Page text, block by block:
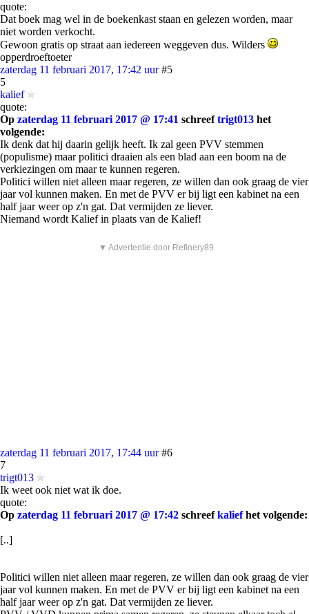
quote:
Dat boek mag wel in de boekenkast staan en gelezen worden, maar
niet worden verkocht.
Gewoon gratis op straat aan iedereen weggeven dus. Wilders
opperdroeftoeter
zaterdag 11 februari 2017, 17:42 uur #5
5
kalief
quote:
Op zaterdag 11 februari 2017 @ 17:41 schreeftrigt013 het
volgende:
Ik denk dat hij daarin gelijk heeft. Ik zal geen PVV stemmen
(populisme) maar politici draaien als een blad aan een boom na de
verkiezingen om maar te kunnen regeren.
Politici willen niet alleen maar regeren, ze willen dan ook graag de vier
jaar vol kunnen maken. En met de PVV er bij ligt een kabinet na een
half jaar weer op z'n gat. Dat vermijden ze liever.
Niemand wordt Kalief in plaats van de Kalief!
▼ Advertentie door Refinery89
zaterdag 11 februari 2017, 17:44 uur #6
7
trigt013
Ik weet ook niet wat ik doe.
quote:
Op zaterdag 11 februari 2017 @ 17:42 schreefkaliefhet volgende:
[..]
Politici willen niet alleen maar regeren, ze willen dan ook graag de vier
jaar vol kunnen maken. En met de PVV er bij ligt een kabinet na een
half jaar weer op z'n gat. Dat vermijden ze liever.